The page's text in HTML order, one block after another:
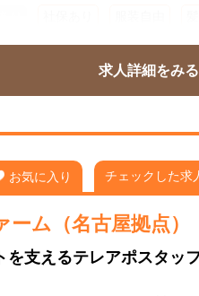
ピアスOK 髭OK 在宅
フルタイム
扶養
求人詳細をみる
お気に入り チェックした求
ム（名古屋拠点）
支えるテレアポスタッ